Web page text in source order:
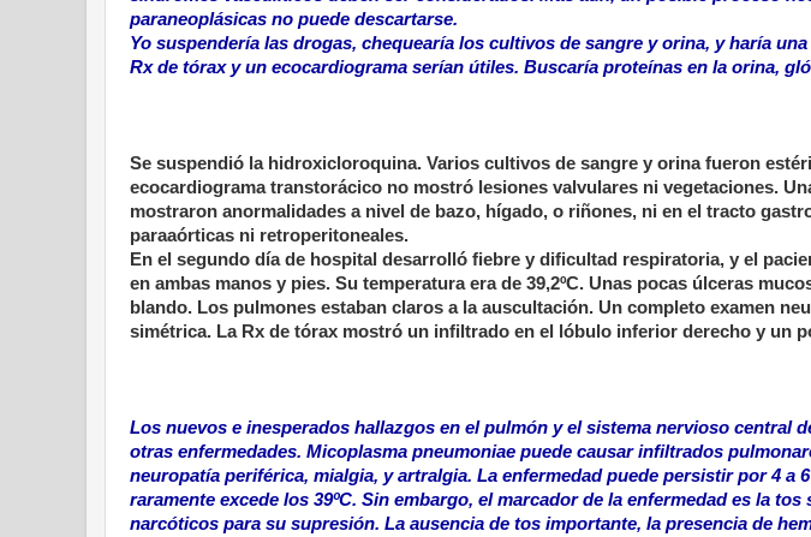
paraneoplásicas no puede descartarse.
Yo suspendería las drogas, chequearía los cultivos de sangre y orina, y haría
Rx de tórax y un ecocardiograma serían útiles. Buscaría proteínas en la orina,
Se suspendió la hidroxicloroquina. Varios cultivos de sangre y orina fueron
ecocardiograma transtorácico no mostró lesiones valvulares ni vegetaciones.
mostraron anormalidades a nivel de bazo, hígado, o riñones, ni en el tracto
paraaórticas ni retroperitoneales.
En el segundo día de hospital desarrolló fiebre y dificultad respiratoria, y el
en ambas manos y pies. Su temperatura era de 39,2ºC. Unas pocas úlceras
blando. Los pulmones estaban claros a la auscultación. Un completo examen
simétrica. La Rx de tórax mostró un infiltrado en el lóbulo inferior derecho y un
Los nuevos e inesperados hallazgos en el pulmón y el sistema nervioso central
otras enfermedades. Micoplasma pneumoniae puede causar infiltrados
neuropatía periférica, mialgia, y artralgia. La enfermedad puede persistir por 4 a
raramente excede los 39ºC. Sin embargo, el marcador de la enfermedad es la
narcóticos para su supresión. La ausencia de tos importante, la presencia de